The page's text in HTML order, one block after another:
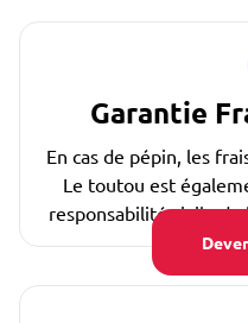
Garantie
En cas de pépin, les
Le toutou est
responsabilité civile de